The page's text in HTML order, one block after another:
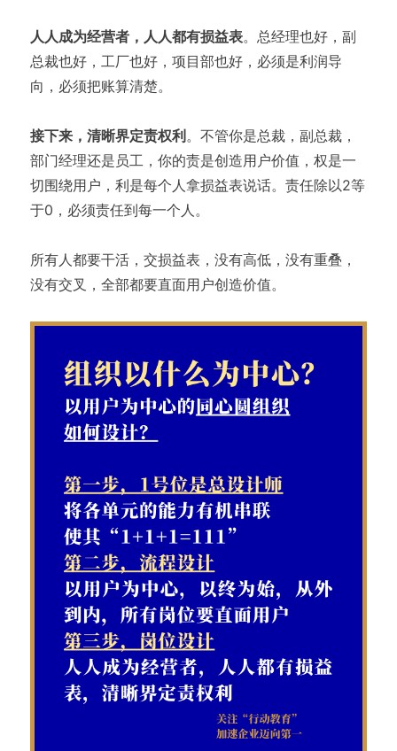
人人成为经营者，人人都有损益表。总经理也好，副
总裁也好，工厂也好，项目部也好，必须是利润导
向，必须把账算清楚。
接下来，清晰界定责权利。不管你是总裁，副总裁，
部门经理还是员工，你的责是创造用户价值，权是一
切围绕用户，利是每个人拿损益表说话。责任除以2等
于0，必须责任到每一个人。
所有人都要干活，交损益表，没有高低，没有重叠，
没有交叉，全部都要直面用户创造价值。